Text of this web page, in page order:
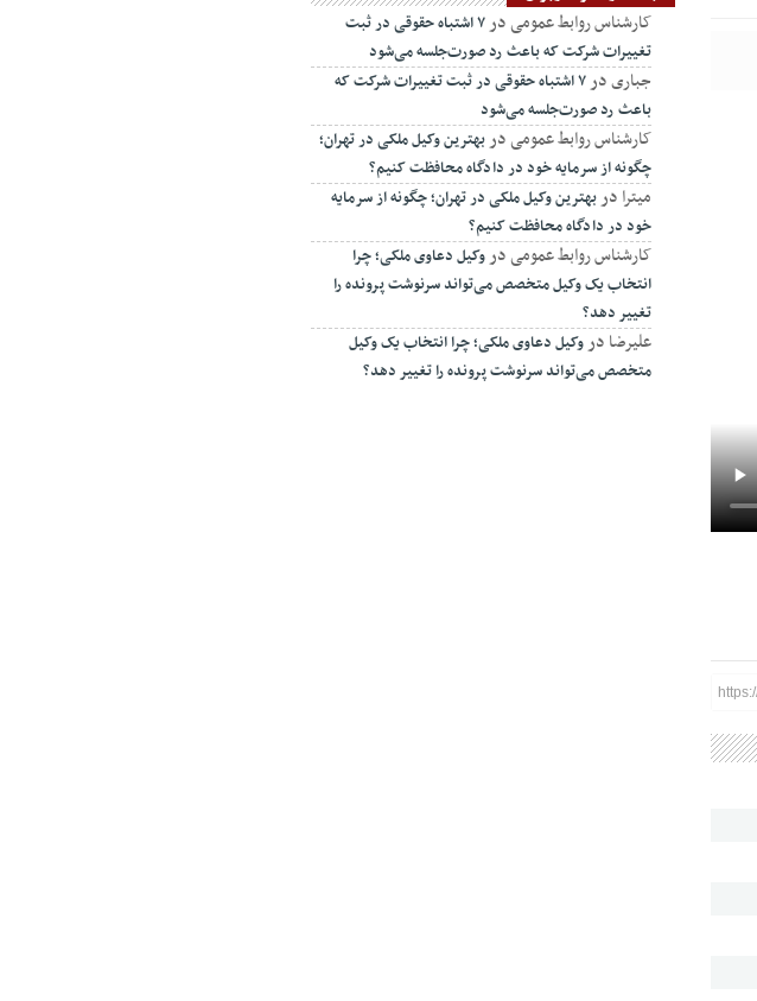
کارشناس روابط عمومیدر ۷ اشتباه حقوقی در ثبت
تغییرات شرکت که باعث رد صورت‌جلسه می‌شود
جباریدر ۷ اشتباه حقوقی در ثبت تغییرات شرکت که
باعث رد صورت‌جلسه می‌شود
کارشناس روابط عمومیدربهترین وکیل ملکی در تهران؛
چگونه از سرمایه خود در دادگاه محافظت کنیم؟
میترا دربهترین وکیل ملکی در تهران؛ چگونه از سرمایه
خود در دادگاه محافظت کنیم؟
کارشناس روابط عمومیدروکیل دعاوی ملکی؛ چرا
انتخاب یک وکیل متخصص می‌تواند سرنوشت پرونده را
تغییر دهد؟
علیرضا دروکیل دعاوی ملکی؛ چرا انتخاب یک وکیل
متخصص می‌تواند سرنوشت پرونده را تغییر دهد؟